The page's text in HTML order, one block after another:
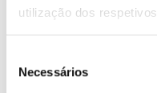
utilização dos
Necessários
Comprar Champôs Balance